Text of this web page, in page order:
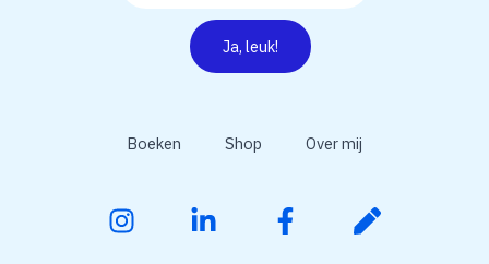
Boeken Shop Over mij